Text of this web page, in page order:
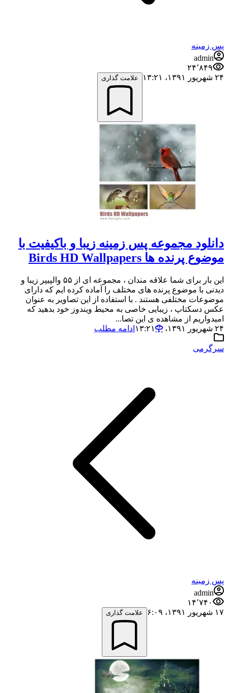
پس زمینه
admin
۲۴٬۸۴۹
۲۴ شهریور ۱۳۹۱،‏ ۱۳:۲۱
علامت گذاری
دانلود مجموعه پس زمینه زیبا و باکیفیت با
موضوع پرنده ها Birds HD Wallpapers
این بار برای شما علاقه مندان ، مجموعه ای از ۵۵ والپیپر زیبا و
دیدنی با موضوع پرنده های مختلف را آماده کرده ایم که دارای
موضوعات مختلفی هستند . با استفاده از این تصاویر به عنوان
عکس دسکتاپ ، زیبایی خاصی به محیط ویندوز خود بدهید که
امیدواریم از مشاهده ی این تصا...
۲۴ شهریور ۱۳۹۱،‏ ۱۳:۲۱
ادامه مطلب
سرگرمی
پس زمینه
admin
۱۴٬۷۴۰
۱۷ شهریور ۱۳۹۱،‏ ۶:۰۹
علامت گذاری